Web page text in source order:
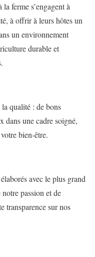
ferme s’engagent à
à offrir à leurs hôtes un
un environnement
durable et
qualité : de bons
dans une cadre soigné,
bien-être.
avec le plus grand
passion et de
transparence sur nos